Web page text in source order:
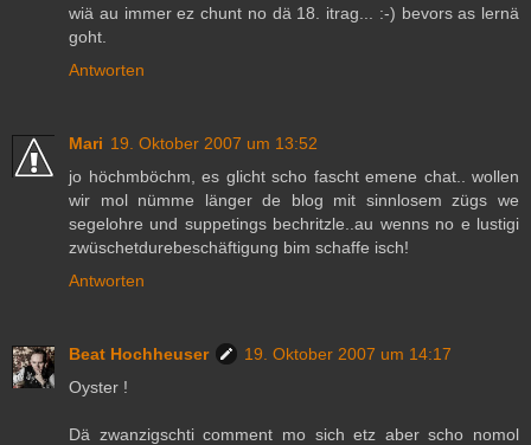
wiä au immer ez chunt no dä 18. itrag... :-) bevors as lernä
goht.
Antworten
Mari 19. Oktober 2007 um 13:52
jo höchmböchm, es glicht scho fascht emene chat.. wollen
wir mol nümme länger de blog mit sinnlosem zügs we
segelohre und suppetings bechritzle..au wenns no e lustigi
zwüschetdurebeschäftigung bim schaffe isch!
Antworten
Beat Hochheuser
19. Oktober 2007 um 14:17
Oyster !
Dä zwanzigschti comment mo sich etz aber scho nomol